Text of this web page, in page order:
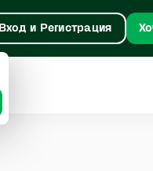
Вход и Регистрация